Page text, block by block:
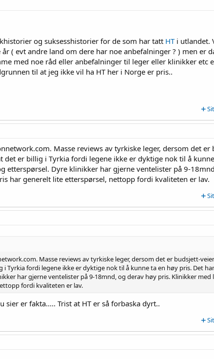
og suksesshistorier for de som har tatt HTi utlandet.
( evt andre land om dere har noe anbefalninger ? ) men er
med noe råd eller anbefalninger til leger eller klinikker etc
til at jeg ikke vil ha HT her i Norge er pris..
Masse reviews av tyrkiske leger, dersom det er
det er billig i Tyrkia fordi legene ikke er dyktige nok til å
etterspørsel. Dyre klinikker har gjerne ventelister på 9-
har generelt lite etterspørsel, nettopp fordi kvaliteten er lav.
Masse reviews av tyrkiske leger, dersom det er budsjett-
i Tyrkia fordi legene ikke er dyktige nok til å kunne ta en høy pris. Det
har gjerne ventelister på 9-18mnd, og derav høy pris. Klinikker med
fordi kvaliteten er lav.
sier er fakta..... Trist at HT er så forbaska dyrt..